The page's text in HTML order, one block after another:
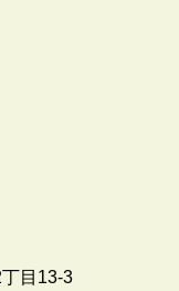
目13-3